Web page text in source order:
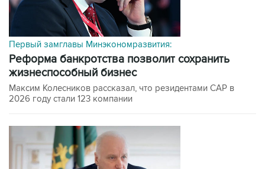
Первый замглавы Минэкономразвития:
Реформа банкротства позволит сохранить
жизнеспособный бизнес
Максим Колесников рассказал, что резидентами САР в
2026 году стали 123 компании